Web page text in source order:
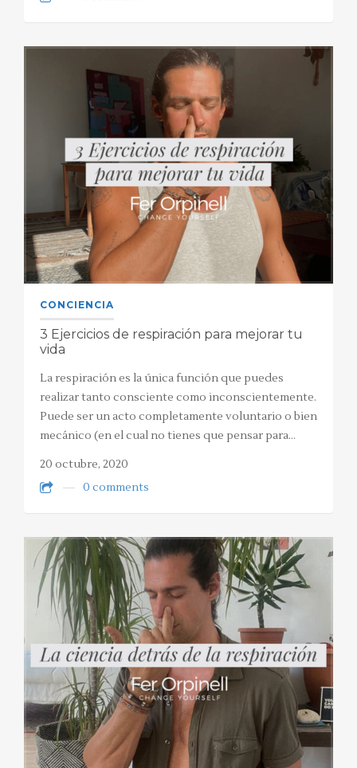
CONCIENCIA
3 Ejercicios de respiración para mejorar tu
vida
La respiración es la única función que puedes
realizar tanto consciente como inconscientemente.
Puede ser un acto completamente voluntario o bien
mecánico (en el cual no tienes que pensar para…
20 octubre, 2020
0 comments